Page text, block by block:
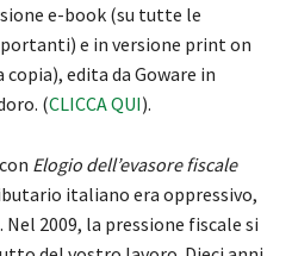
e-book (su tutte le
e in versione print on
edita da Goware in
(CLICCA QUI).
Elogio dell’evasore fiscale
italiano era oppressivo,
2009, la pressione fiscale si